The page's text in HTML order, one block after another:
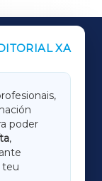
XA
poder
,
teu